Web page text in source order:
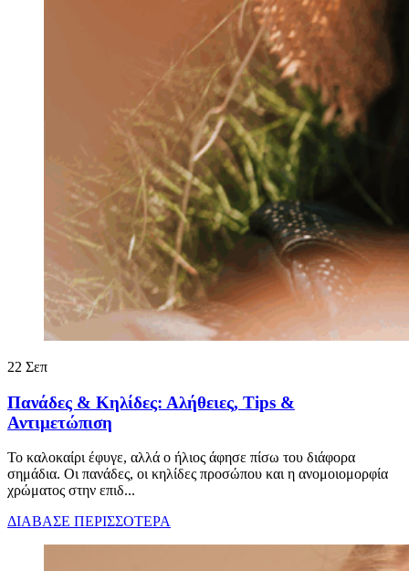
22 Σεπ
Πανάδες & Κηλίδες: Αλήθειες, Tips &
Αντιμετώπιση
Το καλοκαίρι έφυγε, αλλά ο ήλιος άφησε πίσω του διάφορα
σημάδια. Οι πανάδες, οι κηλίδες προσώπου και η ανομοιομορφία
χρώματος στην επιδ...
ΔΙΑΒΑΣΕ ΠΕΡΙΣΣΟΤΕΡΑ